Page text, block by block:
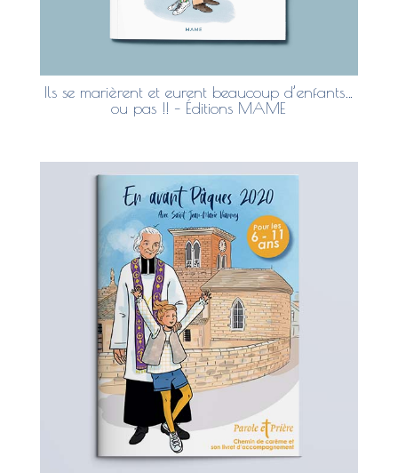
Ils se marièrent et eurent beaucoup d’enfants…
ou pas !! – Éditions MAME